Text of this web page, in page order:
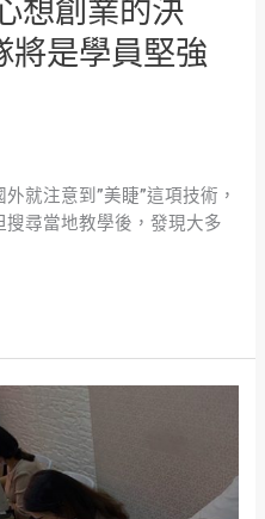
想創業的決
將是學員堅強
就注意到”美睫”這項技術，
尋當地教學後，發現大多